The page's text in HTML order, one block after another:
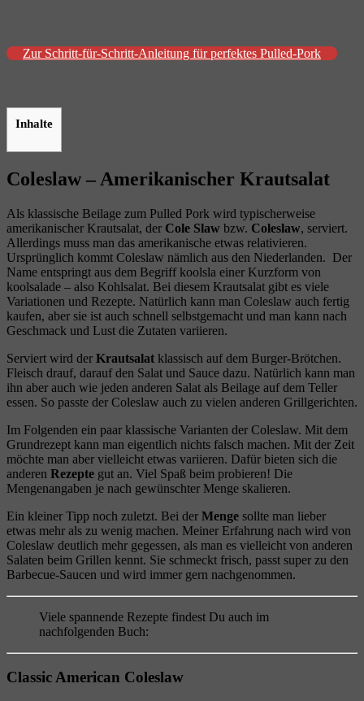
Zur Schritt-für-Schritt-Anleitung für perfektes Pulled-Pork
Inhalte
Coleslaw – Amerikanischer Krautsalat
Als klassische Beilage zum Pulled Pork wird typischerweise
amerikanischer Krautsalat, der Cole Slaw bzw. Coleslaw, serviert.
Allerdings muss man das amerikanische etwas relativieren.
Ursprünglich kommt Coleslaw nämlich aus den Niederlanden. Der
Name entspringt aus dem Begriff koolsla einer Kurzform von
koolsalade – also Kohlsalat. Bei diesem Krautsalat gibt es viele
Variationen und Rezepte. Natürlich kann man Coleslaw auch fertig
kaufen, aber sie ist auch schnell selbstgemacht und man kann nach
Geschmack und Lust die Zutaten variieren.
Serviert wird der Krautsalat klassisch auf dem Burger-Brötchen.
Fleisch drauf, darauf den Salat und Sauce dazu. Natürlich kann man
ihn aber auch wie jeden anderen Salat als Beilage auf dem Teller
essen. So passte der Coleslaw auch zu vielen anderen Grillgerichten.
Im Folgenden ein paar klassische Varianten der Coleslaw. Mit dem
Grundrezept kann man eigentlich nichts falsch machen. Mit der Zeit
möchte man aber vielleicht etwas variieren. Dafür bieten sich die
anderen Rezepte gut an. Viel Spaß beim probieren! Die
Mengenangaben je nach gewünschter Menge skalieren.
Ein kleiner Tipp noch zuletzt. Bei der Menge sollte man lieber
etwas mehr als zu wenig machen. Meiner Erfahrung nach wird von
Coleslaw deutlich mehr gegessen, als man es vielleicht von anderen
Salaten beim Grillen kennt. Sie schmeckt frisch, passt super zu den
Barbecue-Saucen und wird immer gern nachgenommen.
Viele spannende Rezepte findest Du auch im
nachfolgenden Buch:
Classic American Coleslaw